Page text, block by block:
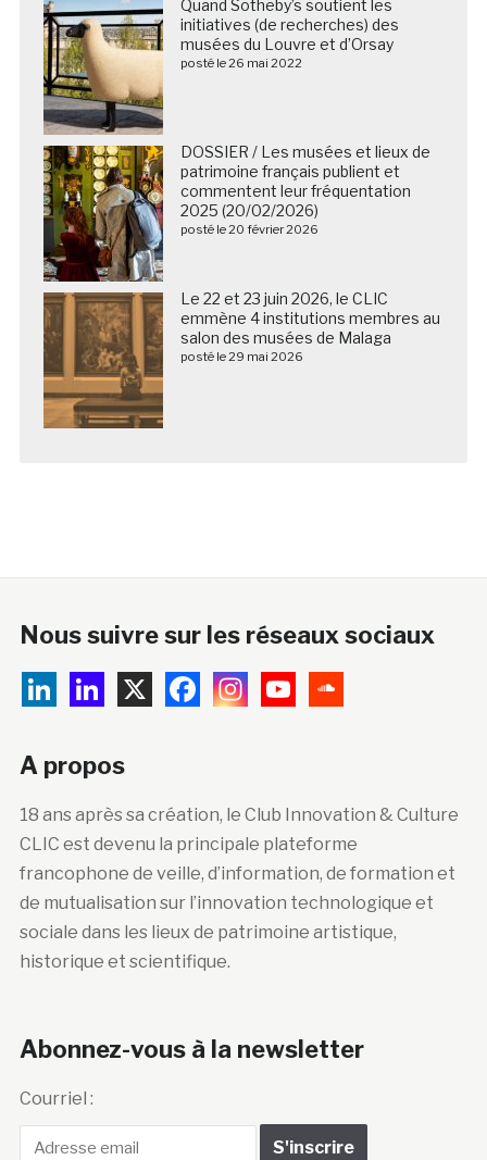
Quand Sotheby’s soutient les
initiatives (de recherches) des
musées du Louvre et d’Orsay
posté le 26 mai 2022
DOSSIER / Les musées et lieux de
patrimoine français publient et
commentent leur fréquentation
2025 (20/02/2026)
posté le 20 février 2026
Le 22 et 23 juin 2026, le CLIC
emmène 4 institutions membres au
salon des musées de Malaga
posté le 29 mai 2026
Nous suivre sur les réseaux sociaux
A propos
18 ans après sa création, le Club Innovation & Culture
CLIC est devenu la principale plateforme
francophone de veille, d’information, de formation et
de mutualisation sur l’innovation technologique et
sociale dans les lieux de patrimoine artistique,
historique et scientifique.
Abonnez-vous à la newsletter
Courriel :